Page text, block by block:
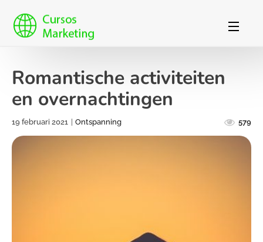
Romantische activiteiten
en overnachtingen
19 februari 2021 | Ontspanning 579